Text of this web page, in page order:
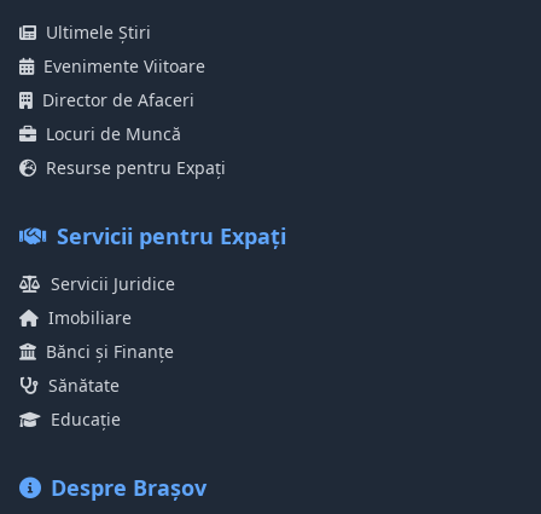
Ultimele Știri
Evenimente Viitoare
Director de Afaceri
Locuri de Muncă
Resurse pentru Expați
Servicii pentru Expați
Servicii Juridice
Imobiliare
Bănci și Finanțe
Sănătate
Educație
Despre Brașov